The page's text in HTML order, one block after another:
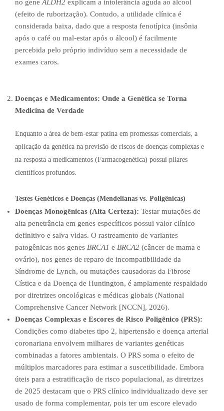
no gene ALDH2 explicam a intolerância aguda ao álcool
(efeito de ruborização). Contudo, a utilidade clínica é
considerada baixa, dado que a resposta fenotípica (insônia
após o café ou mal-estar após o álcool) é facilmente
percebida pelo próprio indivíduo sem a necessidade de
exames caros.
Doenças e Medicamentos: Onde a Genética se Torna
Medicina de Verdade
Enquanto a área de bem-estar patina em promessas comerciais, a
aplicação da genética na previsão de riscos de doenças complexas e
na resposta a medicamentos (Farmacogenética) possui pilares
científicos profundos.
Testes Genéticos e Doenças (Mendelianas vs. Poligênicas)
Doenças Monogênicas (Alta Certeza): Testar mutações de
alta penetrância em genes específicos possui valor clínico
definitivo e salva vidas. O rastreamento de variantes
patogênicas nos genes BRCA1 e BRCA2 (câncer de mama e
ovário), nos genes de reparo de incompatibilidade da
Síndrome de Lynch, ou mutações causadoras da Fibrose
Cística e da Doença de Huntington, é amplamente respaldado
por diretrizes oncológicas e médicas globais (National
Comprehensive Cancer Network [NCCN], 2026).
Doenças Complexas e Escores de Risco Poligênico (PRS):
Condições como diabetes tipo 2, hipertensão e doença arterial
coronariana envolvem milhares de variantes genéticas
combinadas a fatores ambientais. O PRS soma o efeito de
múltiplos marcadores para estimar a suscetibilidade. Embora
úteis para a estratificação de risco populacional, as diretrizes
de 2025 destacam que o PRS clínico individualizado deve ser
usado de forma complementar, pois ter um escore elevado